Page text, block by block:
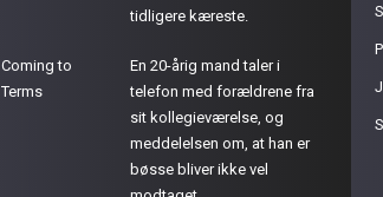
tidligere kæreste.
Coming to
Terms
En 20-årig mand taler i
telefon med forældrene fra
sit kollegieværelse, og
meddelelsen om, at han er
bøsse bliver ikke vel